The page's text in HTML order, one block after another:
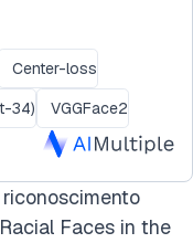
Center-loss
34)
VGGFace2
Faces in the